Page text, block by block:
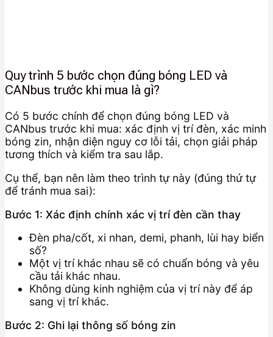
Quy trình 5 bước chọn đúng bóng LED và
CANbus trước khi mua là gì?
Có 5 bước chính để chọn đúng bóng LED và
CANbus trước khi mua: xác định vị trí đèn, xác minh
bóng zin, nhận diện nguy cơ lỗi tải, chọn giải pháp
tương thích và kiểm tra sau lắp.
Cụ thể, bạn nên làm theo trình tự này (đúng thứ tự
để tránh mua sai):
Bước 1: Xác định chính xác vị trí đèn cần thay
Đèn pha/cốt, xi nhan, demi, phanh, lùi hay biển
số?
Một vị trí khác nhau sẽ có chuẩn bóng và yêu
cầu tải khác nhau.
Không dùng kinh nghiệm của vị trí này để áp
sang vị trí khác.
Bước 2: Ghi lại thông số bóng zin